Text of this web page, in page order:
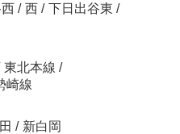
/ 西 / 下日出谷東 /
東北本線 /
崎線
/ 新白岡